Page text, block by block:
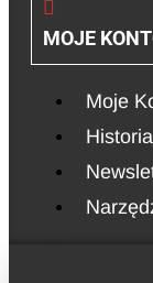
MOJE
Moje